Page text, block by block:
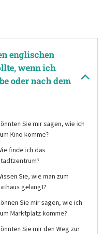
englischen
wenn ich
oder nach dem
Sie mir sagen, wie ich
Kino komme?
finde ich das
Sie, wie man zum
gelangt?
Sie mir sagen, wie ich
Marktplatz komme?
Sie mir den Weg zur